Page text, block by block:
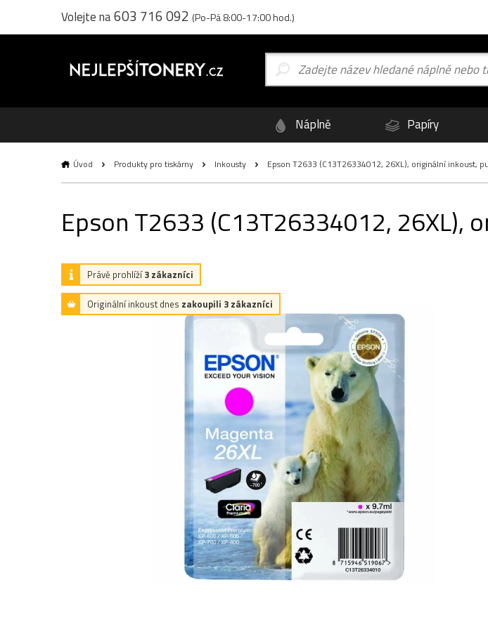
Volejte na603 716 092 (Po-Pá 8:00-17:00 hod.)
Náplně Papíry
Úvod Produkty pro tiskárny Inkousty Epson T2633 (C13T26334012, 26XL), originální inkoust,
Epson T2633 (C13T26334012, 26XL),
Právě prohlíží3 zákazníci
Originální inkoust dnes zakoupili 3 zákazníci